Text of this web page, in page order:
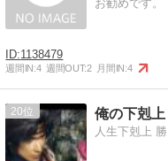
お勧めです。
1138479
週間IN:4 週間OUT:2 月間IN:4
20 俺の下剋上
人生下剋上